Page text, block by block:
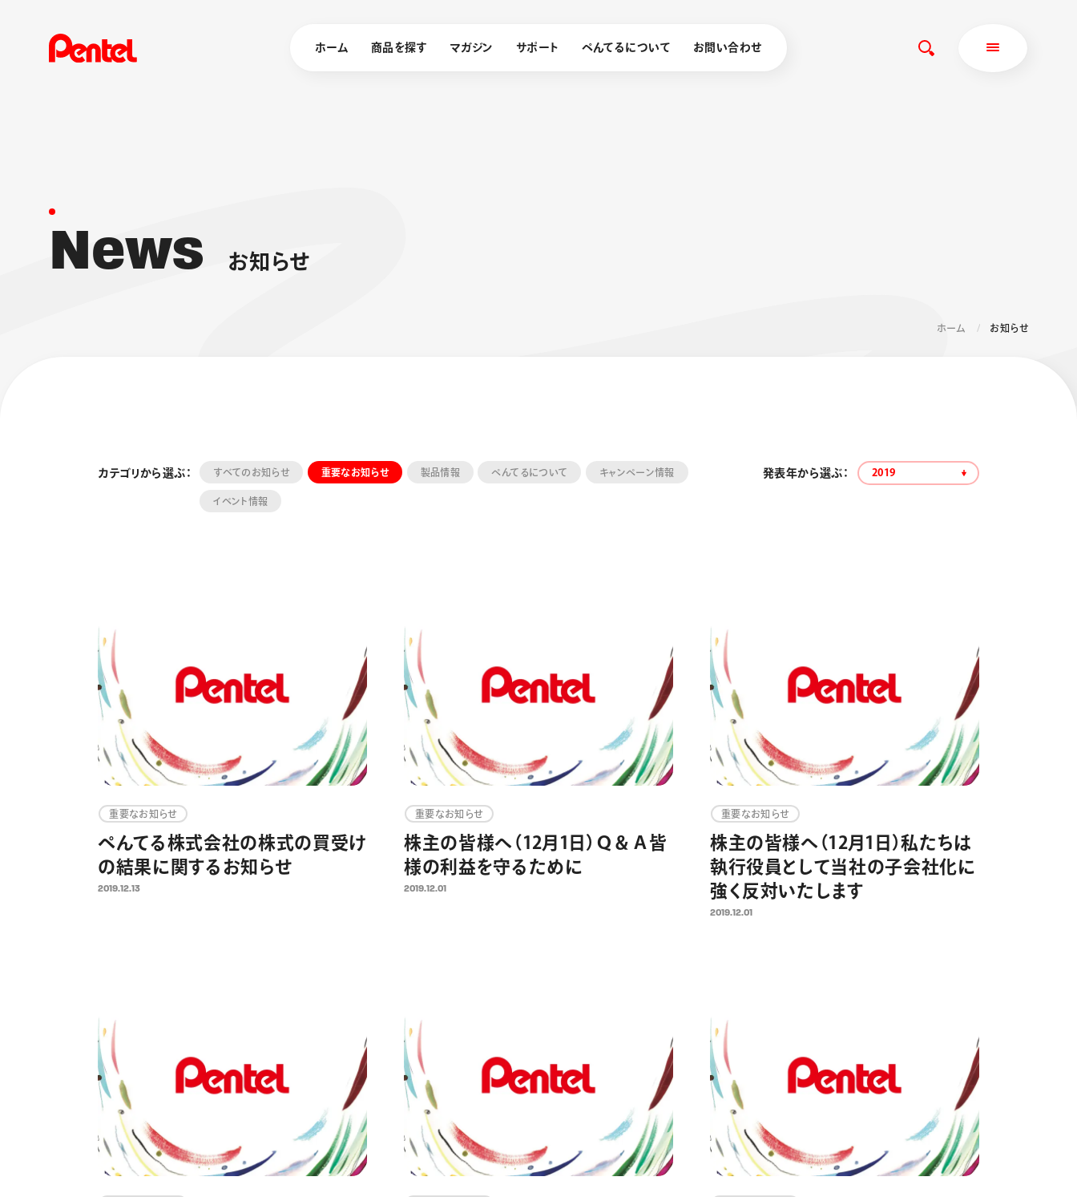
ホーム 商品を探す マガジン サポート ぺんてるについて お問い合わせ
エナージェル
シャープペン
消し具
News お知 らせ
ホーム お知らせ
カテゴリから選ぶ： すべてのお知らせ 重要なお知らせ 製品情報 ぺんてるについて キャンペーン情報
イベント情報
発表年から選ぶ： 2019
重要なお知らせ
ぺんてる株式会社の株式の買受け
の結果に関するお知らせ
2019.12.13
重要なお知らせ
株主の皆様へ（12月1日）Ｑ＆Ａ皆
様の利益を守るために
2019.12.01
重要なお知らせ
株主の皆様へ（12月1日）私たちは
執行役員として当社の子会社化に
強く反対いたします
2019.12.01